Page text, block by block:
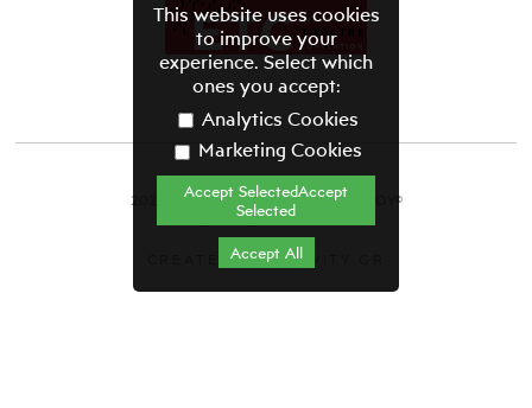
2021 ΘΕΑΤΡΙΚΟΣ ΟΡΓΑΝΙΣΜΟΣ ΚΥΠΡΟΥ©
Όροι & Προϋποθέσεις
CREATED BY GRAVITY.GR
This website uses cookies
to improve your
experience. Select which
ones you accept:
Analytics Cookies
Marketing Cookies
Accept SelectedAccept
Selected
Accept All